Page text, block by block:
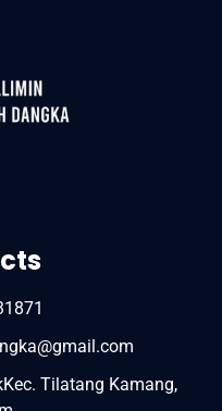
Tilatang Kamang,